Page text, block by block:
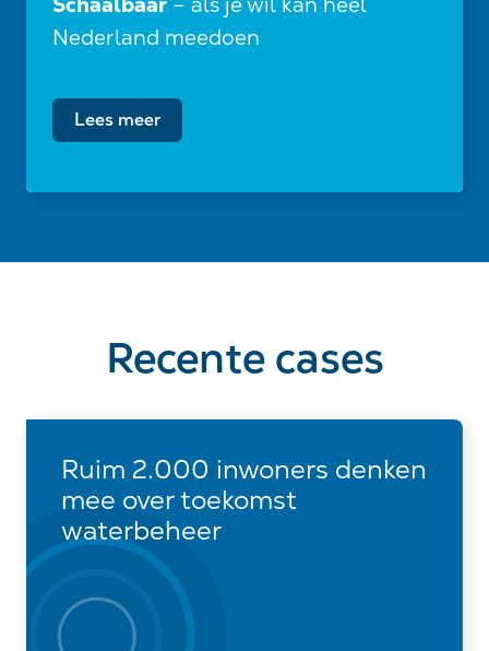
Nederland meedoen
Lees meer
Recente cases
Ruim 2.000 inwoners denken
mee over toekomst
waterbeheer